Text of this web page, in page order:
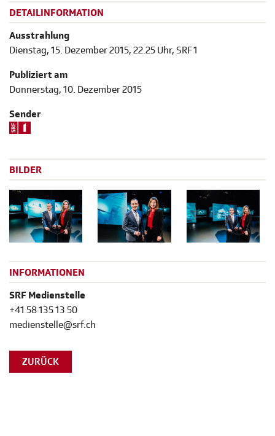
DETAILINFORMATION
Ausstrahlung
Dienstag, 15. Dezember 2015, 22.25 Uhr, SRF 1
Publiziert am
Donnerstag, 10. Dezember 2015
Sender
BILDER
INFORMATIONEN
SRF Medienstelle
+41 58 135 13 50
medienstelle@srf.ch
ZURÜCK